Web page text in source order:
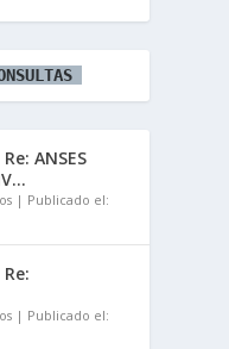
ANSES
Publicado el:
Publicado el: